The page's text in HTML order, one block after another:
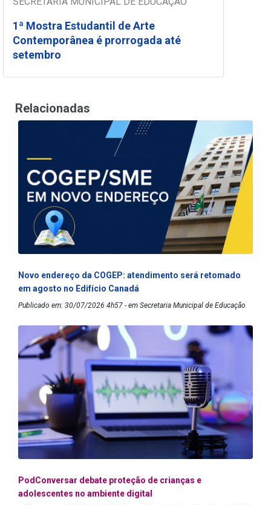
1ª Mostra Estudantil de Arte
Contemporânea é prorrogada até
setembro
Relacionadas
Novo endereço da COGEP: atendimento será retomado
em agosto no Edifício Canadá
Publicado em: 30/07/2026 4h57 - em Secretaria Municipal de Educação
PodConversar debate proteção de crianças e
adolescentes no ambiente digital